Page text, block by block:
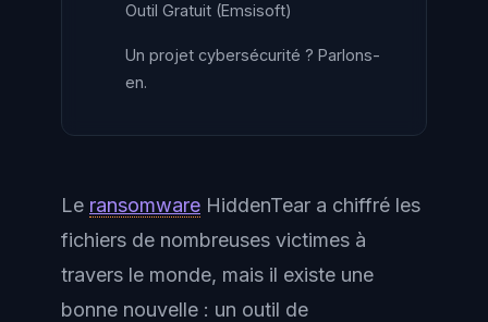
Outil Gratuit (Emsisoft)
Un projet cybersécurité ? Parlons-
en.
Le ransomware HiddenTear a chiffré les
fichiers de nombreuses victimes à
travers le monde, mais il existe une
bonne nouvelle : un outil de